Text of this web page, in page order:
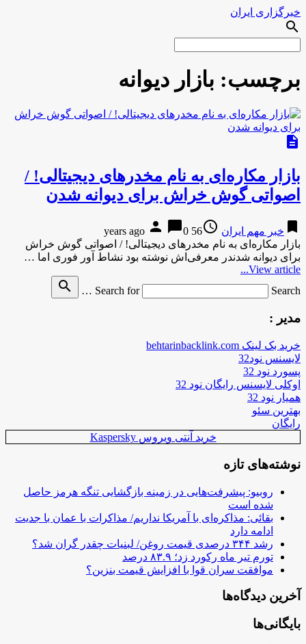
خبرگزاری ایران
search
برچسب: بازار دیوانه
description
بازار مکاره‌ای به نام مخدرهای دیجیتالی! /
اصواتی گوش خراش برای دیوانه شدن
bookmark خبر مهم ایران access_time
56 years ago
person chat_bubble0
بازار مکاره‌ای به نام مخدرهای دیجیتالی! / اصواتی گوش خراش
برای دیوانه شدندر معرفی‌اش نوشته بود نشاط آور فوری اما …
View article...
Search for
Search …
search
مدیر :
خرید بک لینک behtarinbacklink.com
لایسنس نود32
پسورد نود 32
اوکلی لایسنس رایگان نود 32
همیار نود 32
بهترین سئو
رایگان
خرید آنتی ویروس Kaspersky
نوشته‌های تازه
روبیو: پیشرفت‌هایی در زمینه بازگشایی تنگه هرمز حاصل
شده است
بقائی: مذاکره‌ای با آمریکا نداریم/ مذاکرات با عمان با جدیت
ادامه دارد
رشد ۳۴۴ درصدی قیمت روغن/ لبنیات چقدر گران شد؟
تورم تیر ماه رکورد زد؛ ۸۳.۹ درصد
موافقت سران قوا با افزایش قیمت بنزین؟
آخرین دیدگاه‌ها
بایگانی‌ها